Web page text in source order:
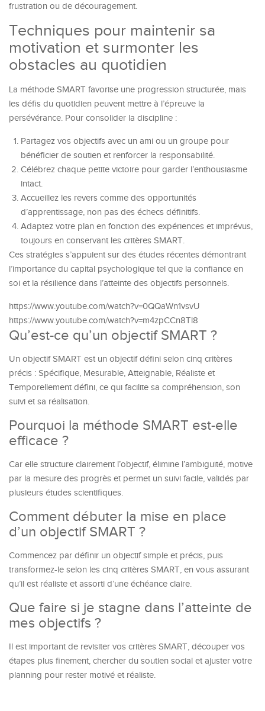
frustration ou de découragement.
Techniques pour maintenir sa
motivation et surmonter les
obstacles au quotidien
La méthode SMART favorise une progression structurée, mais
les défis du quotidien peuvent mettre à l’épreuve la
persévérance. Pour consolider la discipline :
Partagez vos objectifs avec un ami ou un groupe pour
bénéficier de soutien et renforcer la responsabilité.
Célébrez chaque petite victoire pour garder l’enthousiasme
intact.
Accueillez les revers comme des opportunités
d’apprentissage, non pas des échecs définitifs.
Adaptez votre plan en fonction des expériences et imprévus,
toujours en conservant les critères SMART.
Ces stratégies s’appuient sur des études récentes démontrant
l’importance du capital psychologique tel que la confiance en
soi et la résilience dans l’atteinte des objectifs personnels.
https://www.youtube.com/watch?v=0QQaWn1vsvU
https://www.youtube.com/watch?v=m4zpCCn8Tl8
Qu’est-ce qu’un objectif SMART ?
Un objectif SMART est un objectif défini selon cinq critères
précis : Spécifique, Mesurable, Atteignable, Réaliste et
Temporellement défini, ce qui facilite sa compréhension, son
suivi et sa réalisation.
Pourquoi la méthode SMART est-elle
efficace ?
Car elle structure clairement l’objectif, élimine l’ambiguïté, motive
par la mesure des progrès et permet un suivi facile, validés par
plusieurs études scientifiques.
Comment débuter la mise en place
d’un objectif SMART ?
Commencez par définir un objectif simple et précis, puis
transformez-le selon les cinq critères SMART, en vous assurant
qu’il est réaliste et assorti d’une échéance claire.
Que faire si je stagne dans l’atteinte de
mes objectifs ?
Il est important de revisiter vos critères SMART, découper vos
étapes plus finement, chercher du soutien social et ajuster votre
planning pour rester motivé et réaliste.